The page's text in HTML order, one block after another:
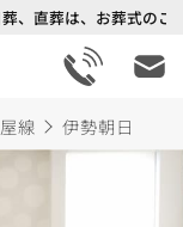
、直葬は、お葬式のこ
線 伊勢朝日